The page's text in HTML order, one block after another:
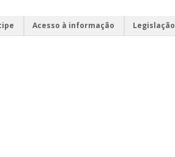
Acesso à informação Legislação